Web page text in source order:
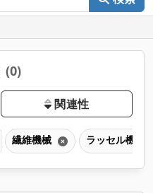
(0)
関連性
繊維機械 ラッセル機